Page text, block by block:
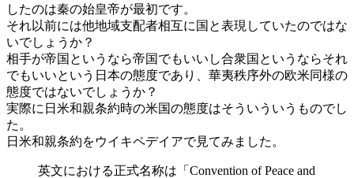
したのは秦の始皇帝が最初です。
それ以前には他地域支配者相互に国と表現していたのではな
いでしょうか？
相手が帝国というなら帝国でもいいし合衆国というならそれ
でもいいという日本の態度であり、華夷秩序外の欧米同様の
態度ではないでしょうか？
実際に日米和親条約時の米国の態度はそういういうものでし
た。
日米和親条約をウイキペデイアで見てみました。
英文における正式名称は「Convention of Peace and